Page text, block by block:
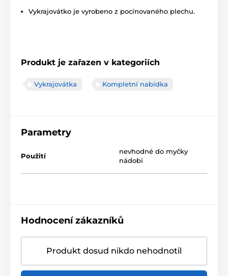
Vykrajovátko je vyrobeno z pocínovaného plechu.
Produkt je zařazen v kategoriích
Vykrajovátka Kompletní nabídka
Parametry
Použití
nevhodné do myčky
nádobí
Hodnocení zákazníků
Produkt dosud nikdo nehodnotil